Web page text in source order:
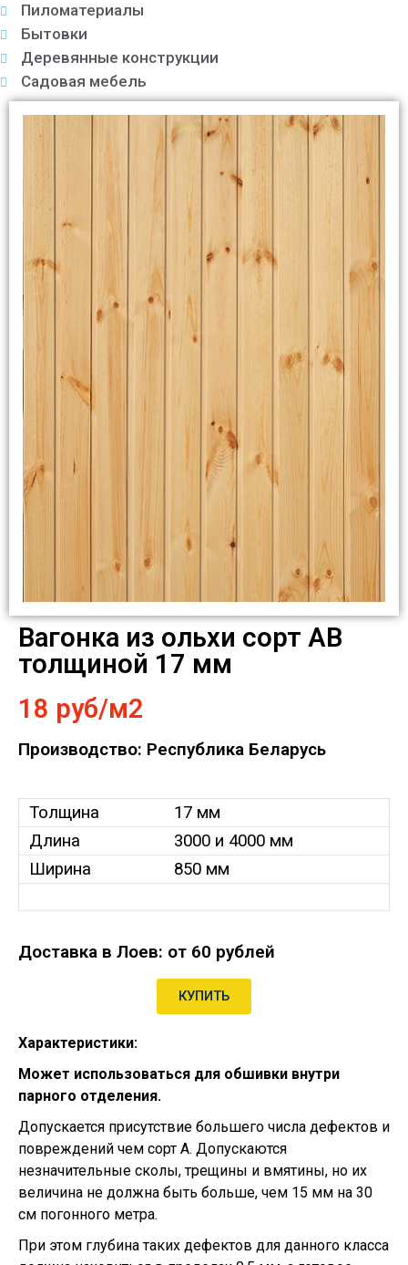
Пиломатериалы
Бытовки
Деревянные конструкции
Садовая мебель
Вагонка из ольхи сорт АВ
толщиной 17 мм
18 руб/м2
Производство: Республика Беларусь
Толщина
17 мм
Длина
3000 и 4000 мм
Ширина
850 мм
Доставка в Лоев: от 60 рублей
КУПИТЬ
Характеристики:
Может использоваться для обшивки внутри
парного отделения.
Допускается присутствие большего числа дефектов и
повреждений чем сорт А. Допускаются
незначительные сколы, трещины и вмятины, но их
величина не должна быть больше, чем 15 мм на 30
см погонного метра.
При этом глубина таких дефектов для данного класса